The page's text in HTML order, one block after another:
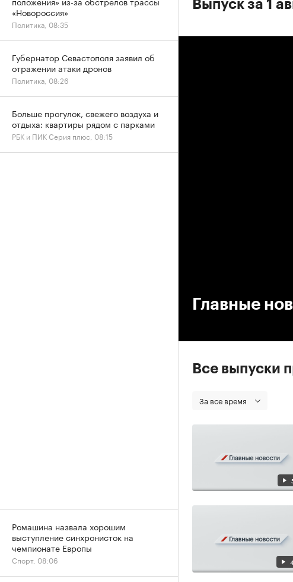
Выпуск за 1
Главные
Все выпуски
За все время
«Новороссия»
Политика, 08:35
Губернатор Севастополя заявил об
отражении атаки дронов
Политика, 08:26
Больше прогулок, свежего воздуха и
отдыха: квартиры рядом с парками
РБК и ПИК Серия плюс, 08:15
Ромашина назвала хорошим
выступление синхронисток на
чемпионате Европы
Спорт, 08:06